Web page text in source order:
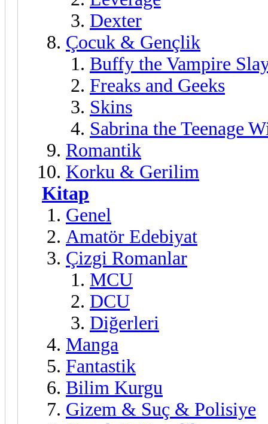
Dexter
Çocuk & Gençlik
Buffy the Vampire
Freaks and Geeks
Skins
Sabrina the Teenage
Romantik
Korku & Gerilim
Kitap
Genel
Amatör Edebiyat
Çizgi Romanlar
MCU
DCU
Diğerleri
Manga
Fantastik
Bilim Kurgu
Gizem & Suç & Polisiye